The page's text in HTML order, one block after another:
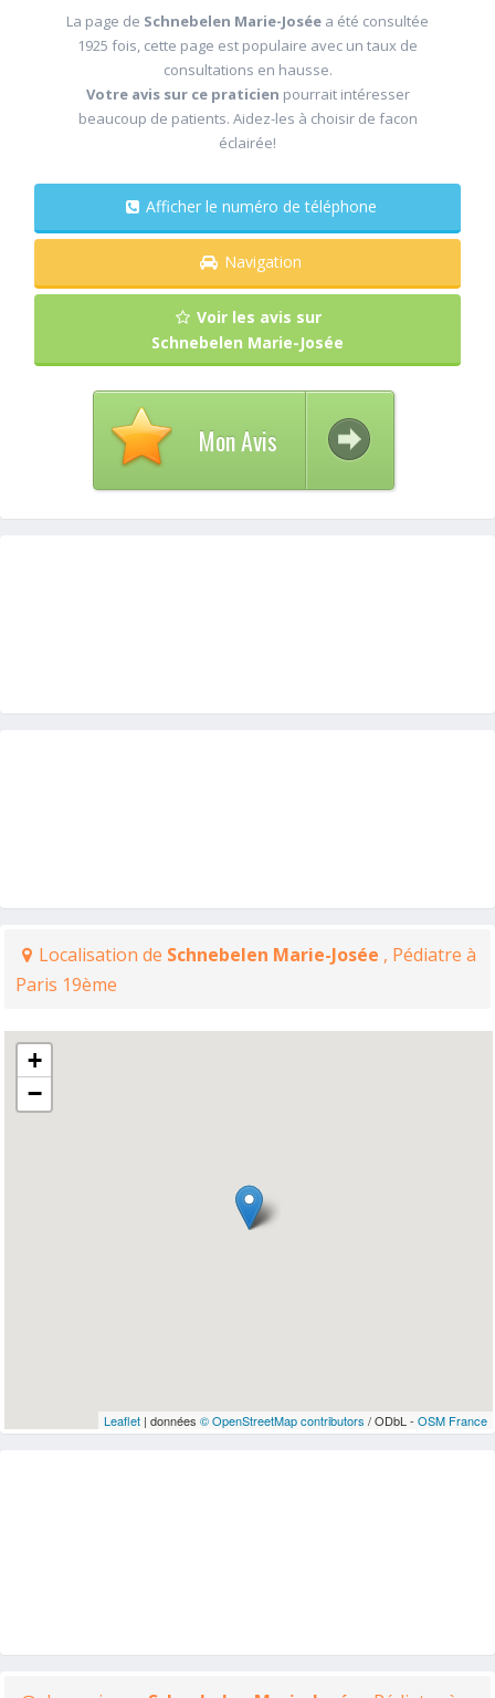
La page de Schnebelen Marie-Josée a été consultée
1925 fois, cette page est populaire avec un taux de
consultations en hausse.
Votre avis sur ce praticien pourrait intéresser
beaucoup de patients. Aidez-les à choisir de facon
éclairée!
Afficher le numéro de téléphone
Navigation
Voir les avis sur
Schnebelen Marie-Josée
Mon Avis
Localisation de Schnebelen Marie-Josée , Pédiatre à
Paris 19ème
+
−
Leaflet| données © OpenStreetMap contributors / ODbL - OSM France